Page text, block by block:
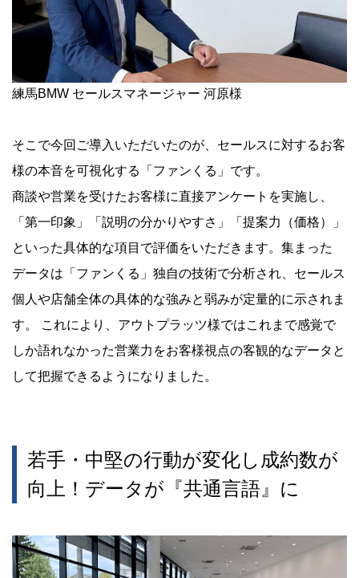
練馬BMW セールスマネージャー 河原様
そこで今回ご導入いただいたのが、セールスに対するお客
様の本音を可視化する「ファンくる」です。
商談や営業を受けたお客様に直接アンケートを実施し、
「第一印象」「説明の分かりやすさ」「提案力（価格）」
といった具体的な項目で評価をいただきます。集まった
データは「ファンくる」独自の技術で分析され、セールス
個人や店舗全体の具体的な強みと弱みが定量的に示されま
す。 これにより、アウトプラッツ様ではこれまで感覚で
しか語れなかった営業力をお客様視点の客観的なデータと
して把握できるようになりました。
若手・中堅の行動が変化し成約数が
向上！データが『共通言語』に